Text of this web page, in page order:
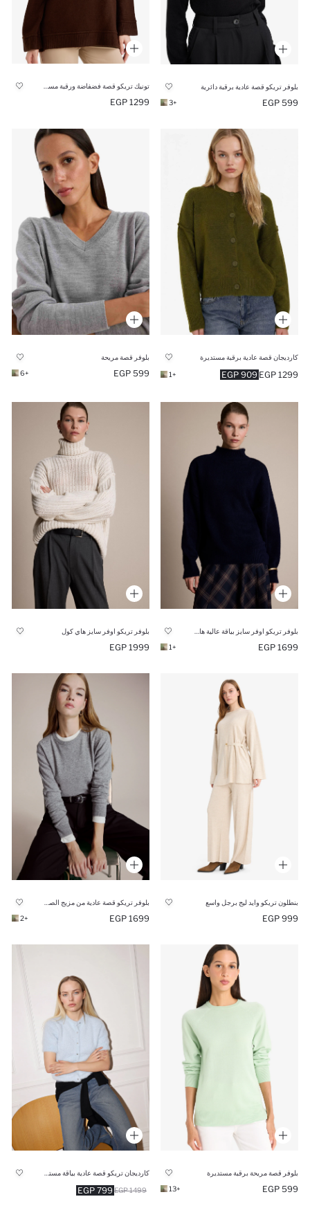
بلوفر تريكو قصة عادية برقبة دائرية
599 EGP
+3
1299 EGP
كارديجان قصة عادية برقبة مستديرة
909 EGP 1299 EGP
+1
بلوفر قصة مريحة
599 EGP
+6
1699 EGP
+1
بلوفر تريكو اوفر سايز هاي كول
1999 EGP
بنطلون تريكو وايد ليج برجل واسع
999 EGP
1699 EGP
+2
بلوفر قصة مريحة برقبة مستديرة
599 EGP
+13
799 EGP 1499 EGP